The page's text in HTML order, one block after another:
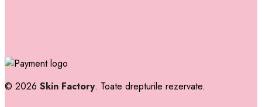
© 2026 Skin Factory. Toate drepturile rezervate.